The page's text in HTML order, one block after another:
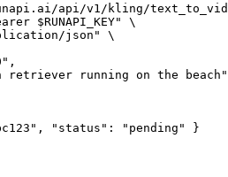
api/v1/kling/
$RUNAPI_KEY" \
json" \
retriever running on the
"status": "pending" }